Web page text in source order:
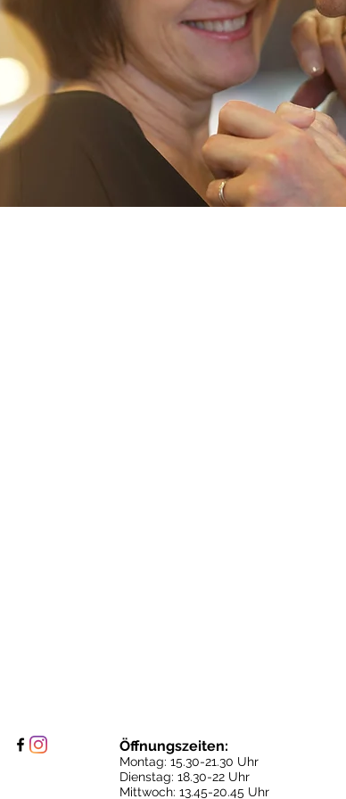
Öffnungszeiten:
Montag: 15.30-21.30 Uhr
Dienstag: 18.30-22 Uhr
Mittwoch: 13.45-20.45 Uhr